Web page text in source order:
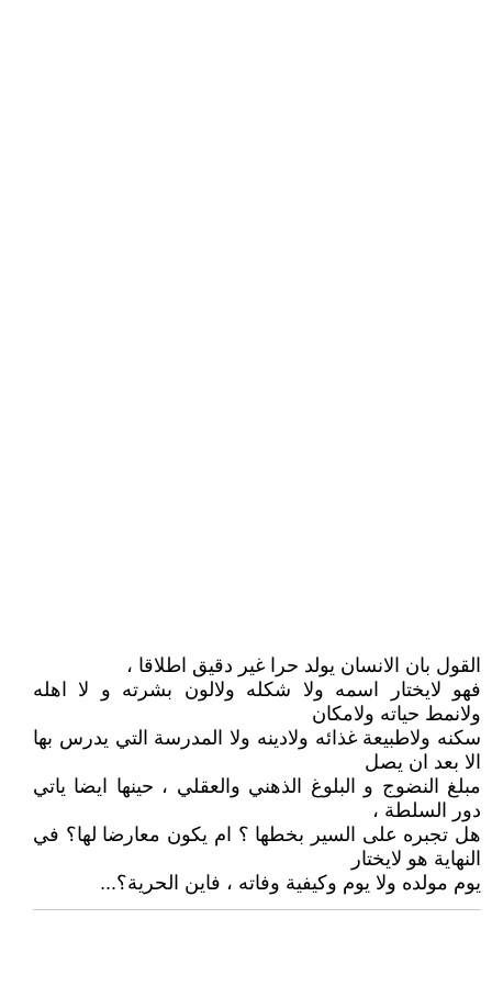
القول بان الانسان يولد حرا غير دقيق اطلاقا ،
فهو لايختار اسمه ولا شكله ولالون بشرته و لا اهله
ولانمط حياته ولامكان
سكنه ولاطبيعة غذائه ولادينه ولا المدرسة التي يدرس بها
الا بعد ان يصل
مبلغ النضوج و البلوغ الذهني والعقلي ، حينها ايضا ياتي
دور السلطة ،
هل تجبره على السير بخطها ؟ ام يكون معارضا لها؟ في
النهاية هو لايختار
يوم مولده ولا يوم وكيفية وفاته ، فاين الحرية؟...